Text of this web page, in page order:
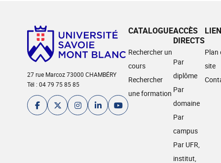
27 rue Marcoz 73000 CHAMBÉRY
Tél : 04 79 75 85 85
CATALOGUE
Rechercher un
cours
Rechercher
une formation
ACCÈS
DIRECTS
Par
diplôme
Par
domaine
Par
campus
Par UFR,
institut,
Plan
site